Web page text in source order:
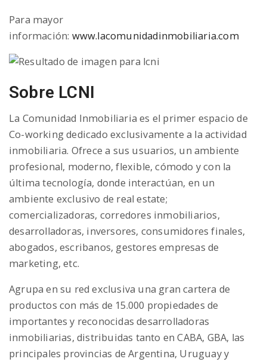
Para mayor
información: www.lacomunidadinmobiliaria.com
Sobre LCNI
La Comunidad Inmobiliaria es el primer espacio de
Co-working dedicado exclusivamente a la actividad
inmobiliaria. Ofrece a sus usuarios, un ambiente
profesional, moderno, flexible, cómodo y con la
última tecnología, donde interactúan, en un
ambiente exclusivo de real estate;
comercializadoras, corredores inmobiliarios,
desarrolladoras, inversores, consumidores finales,
abogados, escribanos, gestores empresas de
marketing, etc.
Agrupa en su red exclusiva una gran cartera de
productos con más de 15.000 propiedades de
importantes y reconocidas desarrolladoras
inmobiliarias, distribuidas tanto en CABA, GBA, las
principales provincias de Argentina, Uruguay y